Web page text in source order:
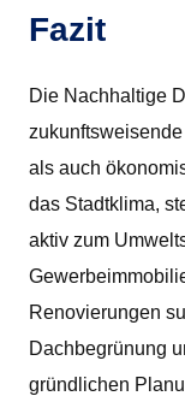
Fazit
Die Nachhaltige
als auch
das Stadtklima,
aktiv zum
Renovierungen
Dachbegrünung
gründlichen